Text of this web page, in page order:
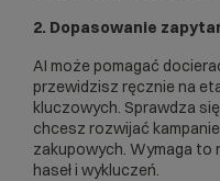
2. Dopasowanie
AI może pomagać
przewidzisz ręcznie na
kluczowych. Sprawdza
chcesz rozwijać
zakupowych. Wymaga to
haseł i wykluczeń.